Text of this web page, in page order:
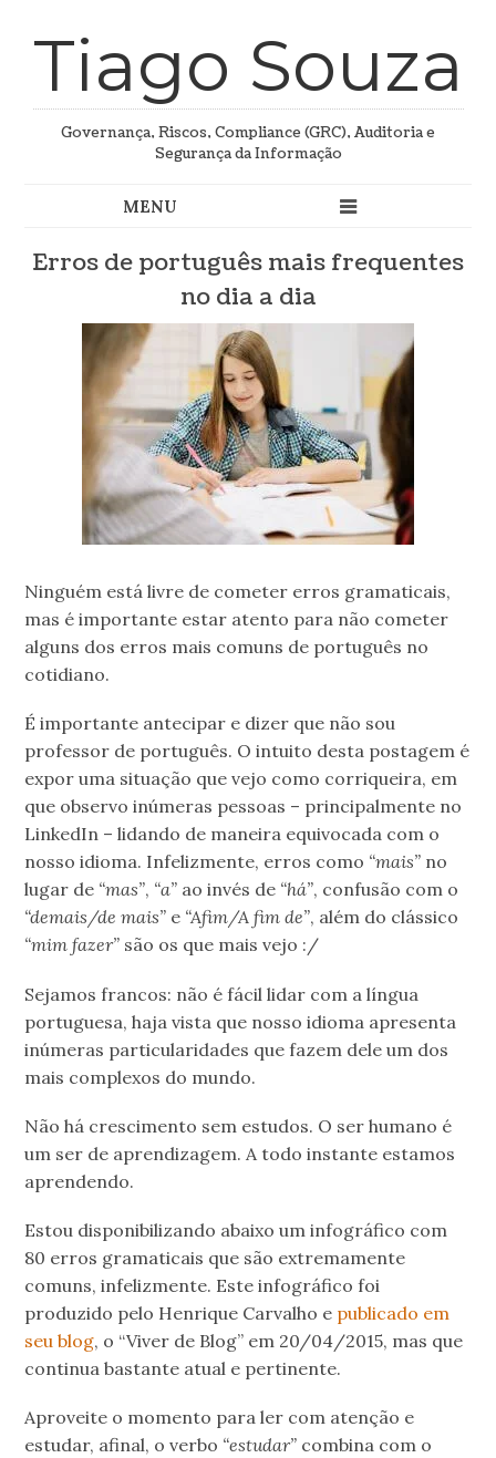
Tiago Souza
Governança, Riscos, Compliance (GRC), Auditoria e
Segurança da Informação
Erros de português mais frequentes
no dia a dia
Ninguém está livre de cometer erros gramaticais,
mas é importante estar atento para não cometer
alguns dos erros mais comuns de português no
cotidiano.
É importante antecipar e dizer que não sou
professor de português. O intuito desta postagem é
expor uma situação que vejo como corriqueira, em
que observo inúmeras pessoas – principalmente no
LinkedIn – lidando de maneira equivocada com o
nosso idioma. Infelizmente, erros como “mais” no
lugar de “mas”, “a” ao invés de “há”, confusão com o
“demais/de mais” e “Afim/A fim de”, além do clássico
“mim fazer” são os que mais vejo :/
Sejamos francos: não é fácil lidar com a língua
portuguesa, haja vista que nosso idioma apresenta
inúmeras particularidades que fazem dele um dos
mais complexos do mundo.
Não há crescimento sem estudos. O ser humano é
um ser de aprendizagem. A todo instante estamos
aprendendo.
Estou disponibilizando abaixo um infográfico com
80 erros gramaticais que são extremamente
comuns, infelizmente. Este infográfico foi
produzido pelo Henrique Carvalho e publicado em
seu blog, o “Viver de Blog” em 20/04/2015, mas que
continua bastante atual e pertinente.
Aproveite o momento para ler com atenção e
estudar, afinal, o verbo “estudar” combina com o